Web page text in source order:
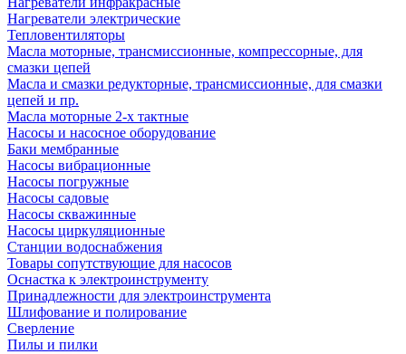
Нагреватели электрические
Тепловентиляторы
Масла моторные, трансмиссионные, компрессорные, для
смазки цепей
Масла и смазки редукторные, трансмиссионные, для смазки
цепей и пр.
Масла моторные 2-х тактные
Насосы и насосное оборудование
Баки мембранные
Насосы вибрационные
Насосы погружные
Насосы садовые
Насосы скважинные
Насосы циркуляционные
Станции водоснабжения
Товары сопутствующие для насосов
Оснастка к электроинструменту
Принадлежности для электроинструмента
Шлифование и полирование
Сверление
Пилы и пилки